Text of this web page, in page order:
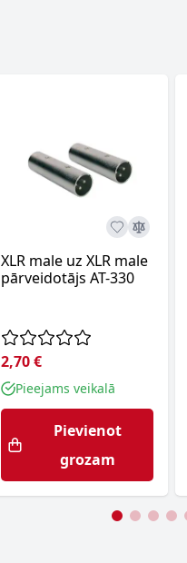
XLR male uz XLR male
pārveidotājs AT-330
2,70 €
Pieejams veikalā
Pievienot
grozam